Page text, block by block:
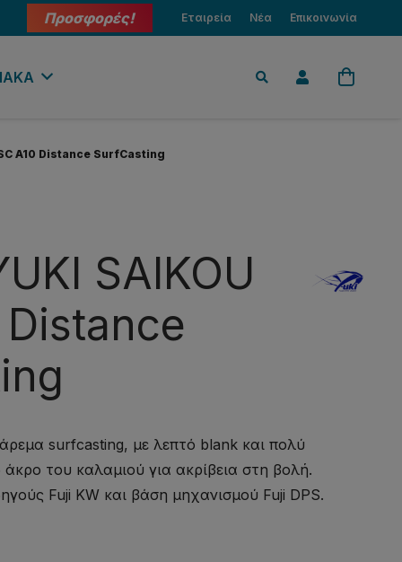
Προσφορές! Εταιρεία Νέα Επικοινωνία
A10 Distance SurfCasting
SAIKOU
Distance
surfcasting, με λεπτό blank και πολύ
του καλαμιού για ακρίβεια στη βολή.
Fuji KW και βάση μηχανισμού Fuji DPS.